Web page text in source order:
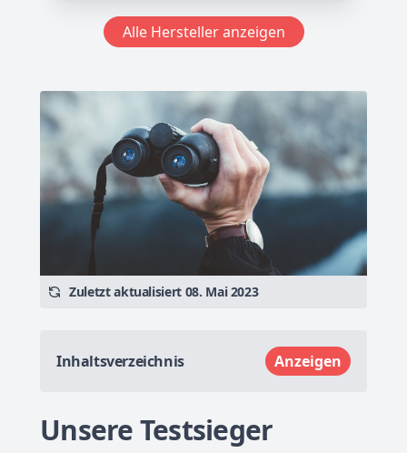
Alle Hersteller anzeigen
Zuletzt aktualisiert 08. Mai 2023
Inhaltsverzeichnis Anzeigen
Unsere Testsieger